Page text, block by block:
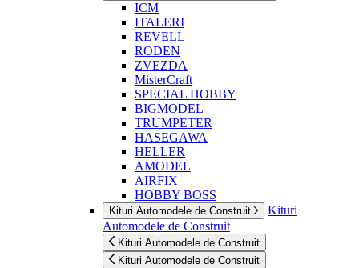
ICM
ITALERI
REVELL
RODEN
ZVEZDA
MisterCraft
SPECIAL HOBBY
BIGMODEL
TRUMPETER
HASEGAWA
HELLER
AMODEL
AIRFIX
HOBBY BOSS
Kituri Automodele de Construit
Kituri
Automodele de Construit
Kituri Automodele de Construit
Kituri Automodele de Construit